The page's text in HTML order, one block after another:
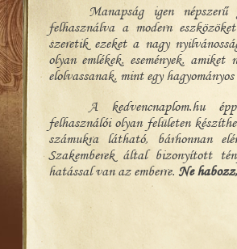
Manapság igen népszerű
felhasználva a modern
szeretik ezeket a nagy
olyan emlékek, események, amiket
elolvassanak, mint egy
A kedvencnaplom.hu
felhasználói olyan felületen
számukra látható, bárhonnan
Szakemberek által bizonyított
hatással van az emberre. Ne